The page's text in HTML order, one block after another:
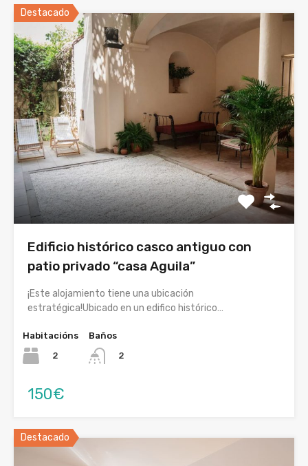
Destacado
Edificio histórico casco antiguo con
patio privado “casa Aguila”
¡Este alojamiento tiene una ubicación
estratégica!Ubicado en un edifico histórico…
Habitacións
2
Baños
2
150€
Destacado